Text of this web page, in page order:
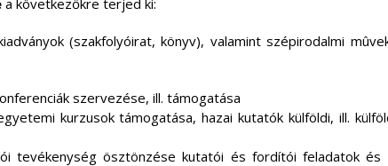
a következőkre terjed ki:
(szakfolyóirat, könyv), valamint szépirodalmi
szervezése, ill. támogatása
kurzusok támogatása, hazai kutatók külföldi, ill.
tevékenység ösztönzése kutatói és fordítói feladatok és